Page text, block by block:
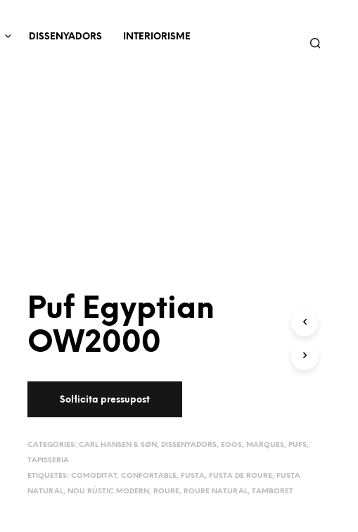
DISSENYADORS
INTERIORISME
Puf Egyptian
OW2000
CATEGORIES: CARL HANSEN & SØN , DISSENYADORS, EOOS, MARQUES, PUFS,
TAPISSERIA
ETIQUETES: COMODITAT, CONFORTABLE, FUSTA, FUSTA DE ROURE, FUSTA
NATURAL, NOU RÚSTIC MODERN , ROURE, ROURE NATURAL, TAMBORET